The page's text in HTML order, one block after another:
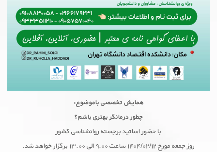
همایش تخصصى باموضوع:
چطور درمانگر بهترى باشم؟
با حضور اساتید برجسته روانشناسى کشور
روز جمعه مورخ ۱۴۰۴/۰۲/۱۲ ساعت ۹:۰۰ الی ۱۳:۰۰ برگزار خواهد شد.